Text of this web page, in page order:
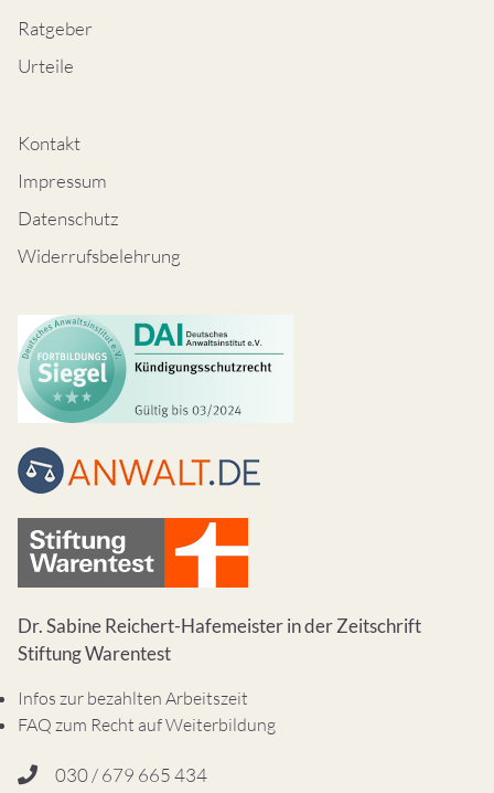
Ratgeber
Urteile
Kontakt
Impressum
Datenschutz
Widerrufsbelehrung
Dr. Sabine Reichert-Hafemeister in der Zeitschrift
Stiftung Warentest
Infos zur bezahlten Arbeitszeit
FAQ zum Recht auf Weiterbildung
030 / 679 665 434